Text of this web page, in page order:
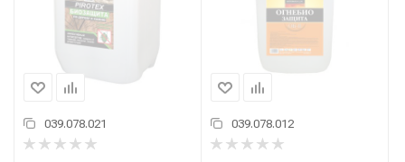
039.078.021 039.078.012